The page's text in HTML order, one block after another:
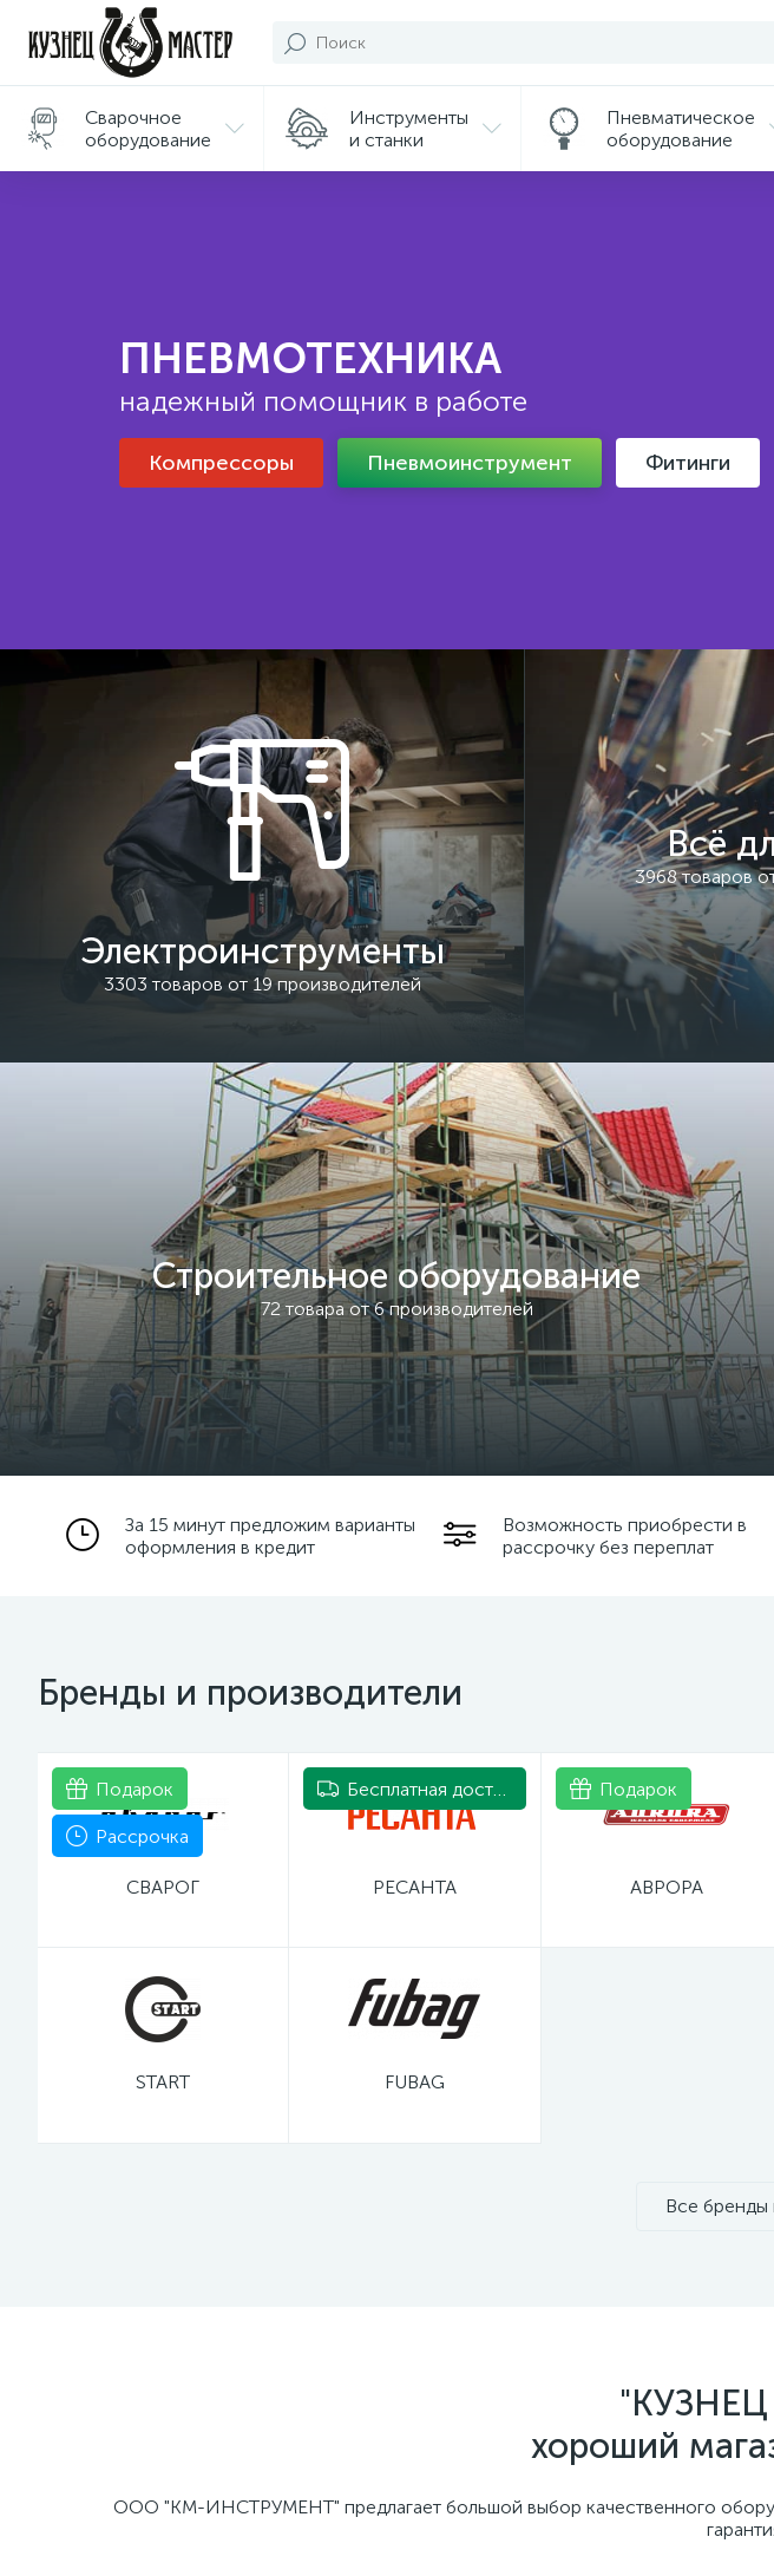
Сварочное
оборудование
Инструменты
и станки
Пневматическое
оборудование
ПНЕВМОТЕХНИКА
надежный помощник в работе
Компрессоры Пневмоинструмент Фитинги
Электроинструменты
3303 товаров от 19 производителей
Всё
3968 товаров
Строительное оборудование
72 товара от 6 производителей
За 15 минут предложим варианты
оформления в кредит
Возможность приобрести в
рассрочку без переплат
Бренды и производители
Подарок
Рассрочка
СВАРОГ
Бесплатная доставка
РЕСАНТА
Подарок
АВРОРА
START FUBAG
Все бренды
хороший
ООО "КМ-ИНСТРУМЕНТ" предлагает большой выбор качественного